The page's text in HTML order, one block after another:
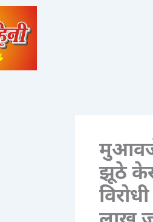
मुआवजे
झूठे